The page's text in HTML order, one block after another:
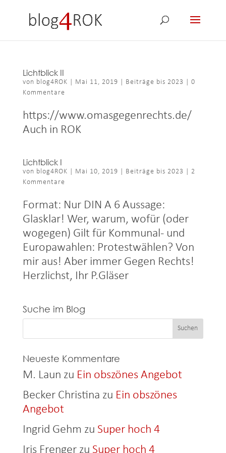
Lichtblick II
von blog4ROK Mai 11, 2019 Beiträge bis 2023
0
Kommentare
https://www.omasgegenrechts.de/
Auch in ROK
Lichtblick I
von blog4ROK Mai 10, 2019 Beiträge bis 2023
2
Kommentare
Format: Nur DIN A 6 Aussage:
Glasklar! Wer, warum, wofür (oder
wogegen) Gilt für Kommunal- und
Europawahlen: Protestwählen? Von
mir aus! Aber immer Gegen Rechts!
Herzlichst, Ihr P.Gläser
Suche im Blog
Neueste Kommentare
M. Laun zu Ein obszönes Angebot
Becker Christina zu Ein obszönes
Angebot
Ingrid Gehm zu Super hoch 4
Iris Frengerzu Super hoch 4